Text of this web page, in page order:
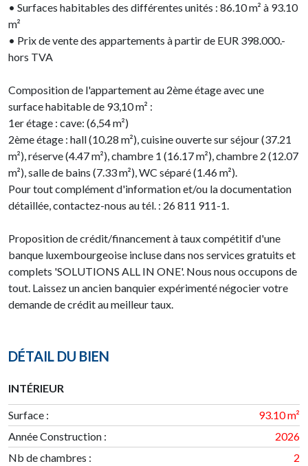
• Surfaces habitables des différentes unités : 86.10 m² à 93.10
m²
• Prix de vente des appartements à partir de EUR 398.000.-
hors TVA
Composition de l'appartement au 2ème étage avec une
surface habitable de 93,10 m² :
1er étage : cave: (6,54 m²)
2ème étage : hall (10.28 m²), cuisine ouverte sur séjour (37.21
m²), réserve (4.47 m²), chambre 1 (16.17 m²), chambre 2 (12.07
m²), salle de bains (7.33 m²), WC séparé (1.46 m²).
Pour tout complément d'information et/ou la documentation
détaillée, contactez-nous au tél. : 26 811 911-1.
Proposition de crédit/financement à taux compétitif d'une
banque luxembourgeoise incluse dans nos services gratuits et
complets 'SOLUTIONS ALL IN ONE'. Nous nous occupons de
tout. Laissez un ancien banquier expérimenté négocier votre
demande de crédit au meilleur taux.
DÉTAIL DU BIEN
INTÉRIEUR
Surface :
93.10 m²
Année Construction :
2026
Nb de chambres : 2